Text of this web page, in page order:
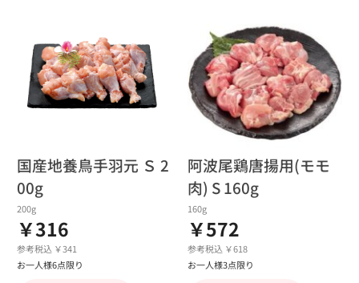
国産地養鳥手羽元 Ｓ 2
00g
200g
￥316
参考税込 ￥341
お一人様6点限り
阿波尾鶏唐揚用(モモ
肉) S 160g
160g
￥572
参考税込 ￥618
お一人様3点限り